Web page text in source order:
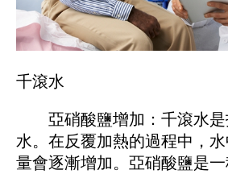
千滾水
亞硝酸鹽增加：千滾水是
水。在反覆加熱的過程中，
量會逐漸增加。亞硝酸鹽是